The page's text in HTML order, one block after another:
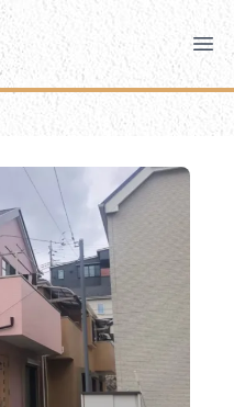
ンド
創業100年の安心 ペイン
ンド
安心の取り組み
よくあるご質問